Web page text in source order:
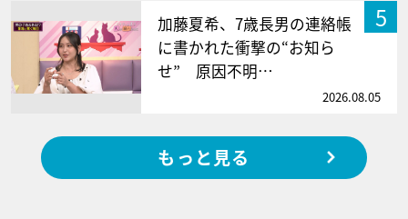
5
加藤夏希、7歳長男の連絡帳
に書かれた衝撃の“お知ら
せ” 原因不明…
2026.08.05
もっと見る